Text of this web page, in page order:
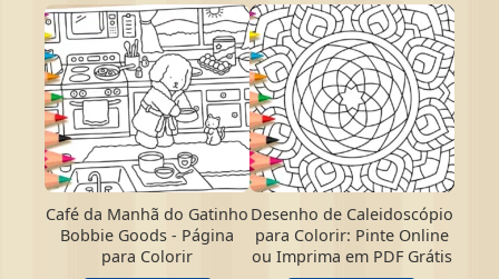
Café da Manhã do Gatinho
Bobbie Goods - Página
para Colorir
Desenho de Caleidoscópio
para Colorir: Pinte Online
ou Imprima em PDF Grátis